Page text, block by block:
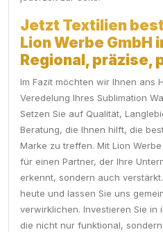
Jetzt Textilien
Lion Werbe GmbH
Regional, präzise,
Im Fazit möchten wir Ihnen ans
Veredelung Ihres Sublimation
Setzen Sie auf Qualität,
Beratung, die Ihnen hilft, die
Marke zu treffen. Mit Lion
für einen Partner, der Ihre
erkennt, sondern auch
heute und lassen Sie uns
verwirklichen. Investieren Sie in
die nicht nur funktional,